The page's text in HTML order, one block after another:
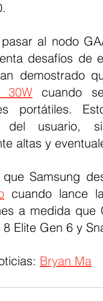
al nodo
desafíos de
demostrado
30W cuando
portátiles.
del usuario,
altas y
que Samsung
cuando lance
a medida
Elite Gen 6 y
Bryan Ma